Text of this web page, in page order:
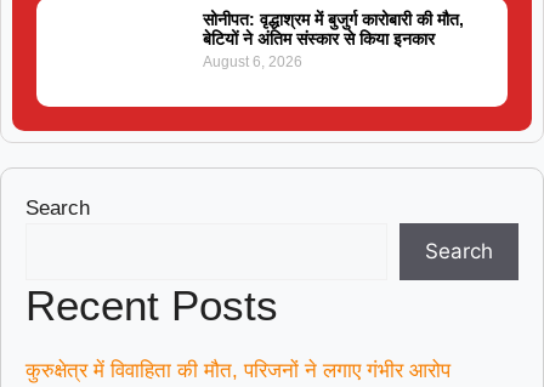
सोनीपत: वृद्धाश्रम में बुजुर्ग कारोबारी की मौत,
बेटियों ने अंतिम संस्कार से किया इनकार
August 6, 2026
Search
Search
Recent Posts
कुरुक्षेत्र में विवाहिता की मौत, परिजनों ने लगाए गंभीर आरोप